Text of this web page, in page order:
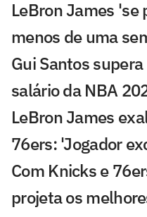
LeBron James 'se
menos de uma
Gui Santos
salário da NBA
LeBron James
76ers: 'Jogador
Com Knicks e
projeta os